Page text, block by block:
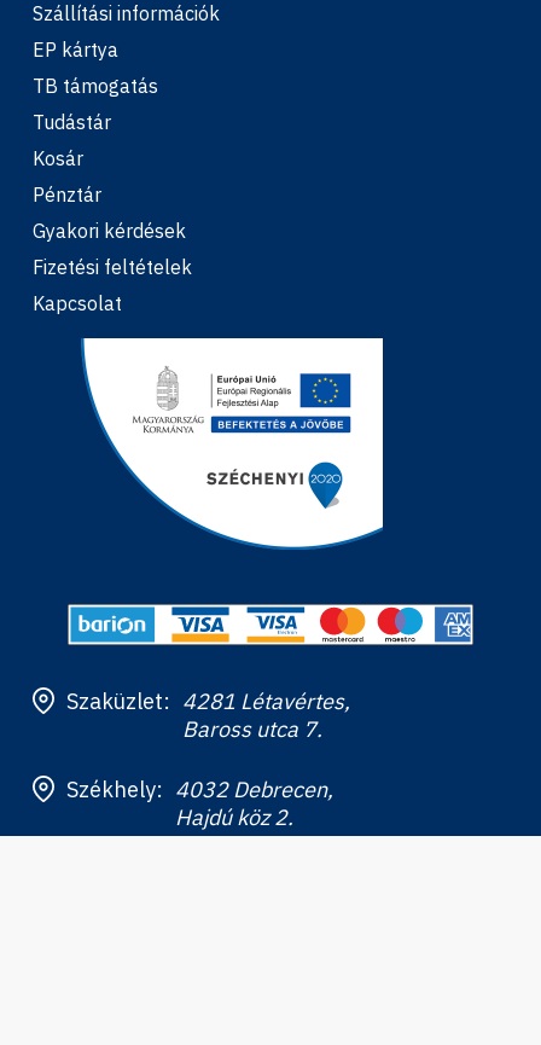
Szállítási információk
EP kártya
TB támogatás
Tudástár
Kosár
Pénztár
Gyakori kérdések
Fizetési feltételek
Kapcsolat
Szaküzlet: 4281 Létavértes,
Baross utca 7.
Székhely: 4032 Debrecen,
Hajdú köz 2.